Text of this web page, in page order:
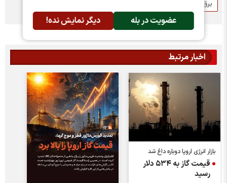
عضویت در بله دیگر نمایش نده!
برق
اخبار مرتبط
بازار انرژی اروپا دوباره داغ شد
قیمت گاز به ۵۳۴ دلار
رسید